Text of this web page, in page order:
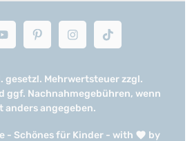
- Schönes für Kinder - with by
gesetzl. Mehrwertsteuer zzgl.
ggf. Nachnahmegebühren, wenn
anders angegeben.